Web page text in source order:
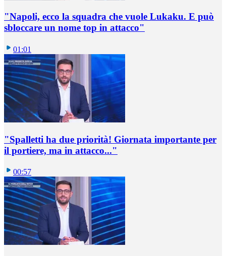
"Napoli, ecco la squadra che vuole Lukaku. E può
sbloccare un nome top in attacco"
01:01
"Spalletti ha due priorità! Giornata importante per
il portiere, ma in attacco..."
00:57